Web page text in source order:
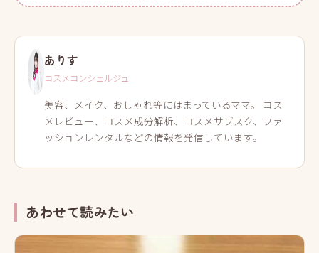
ありす
コスメコンシェルジュ
美容、メイク、おしゃれ等にはまっているママ。 コス
メレビュー、コスメ成分解析、コスメサブスク、ファ
ッションレンタルなどの情報を発信しています。
あわせて読みたい